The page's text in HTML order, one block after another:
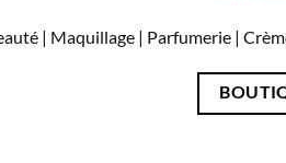
| Maquillage | Parfumerie |